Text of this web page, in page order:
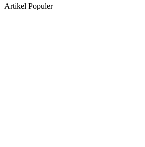
Artikel Populer